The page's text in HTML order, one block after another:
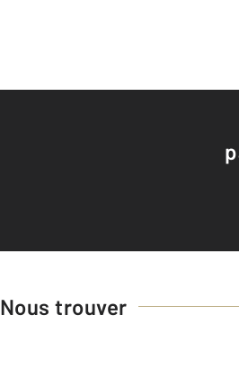
Nous trouver